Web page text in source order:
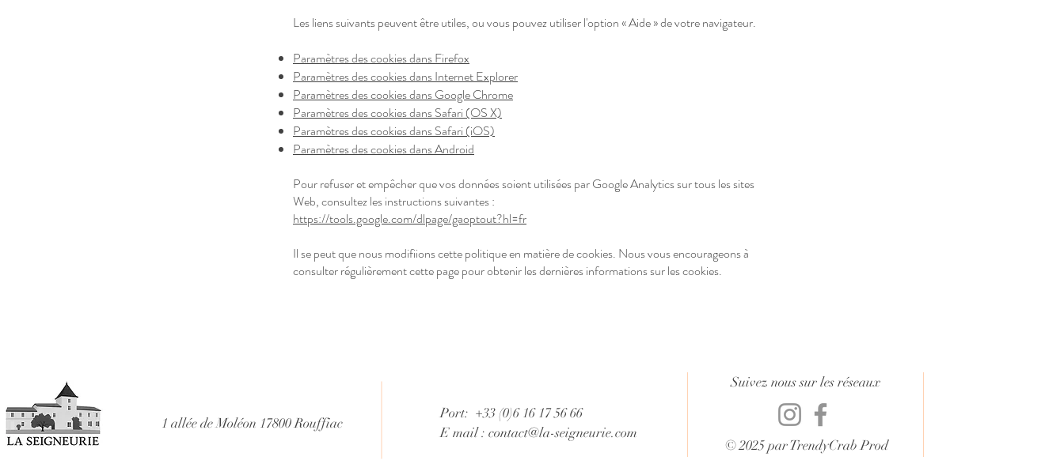
Les liens suivants peuvent être utiles, ou vous pouvez utiliser l'option « Aide » de votre navigateur.
Paramètres des cookies dans Firefox
Paramètres des cookies dans Internet Explorer
Paramètres des cookies dans Google Chrome
Paramètres des cookies dans Safari (OS X)
Paramètres des cookies dans Safari (iOS)
Paramètres des cookies dans Android
Pour refuser et empêcher que vos données soient utilisées par Google Analytics sur tous les sites
Web, consultez les instructions suivantes :
https://tools.google.com/dlpage/gaoptout?hl=fr
Il se peut que nous modifiions cette politique en matière de cookies. Nous vous encourageons à
consulter régulièrement cette page pour obtenir les dernières informations sur les cookies.
Suivez nous sur les réseaux
1 allée de Moléon 17800 Rouffiac
Port: +33 (0)6 16 17 56 66
E mail : contact@la-seigneurie.com
© 2025 par TrendyCrab Prod